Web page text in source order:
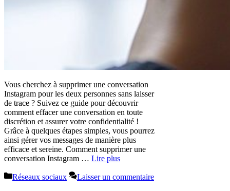
Vous cherchez à supprimer une conversation
Instagram pour les deux personnes sans laisser
de trace ? Suivez ce guide pour découvrir
comment effacer une conversation en toute
discrétion et assurer votre confidentialité !
Grâce à quelques étapes simples, vous pourrez
ainsi gérer vos messages de manière plus
efficace et sereine. Comment supprimer une
conversation Instagram … Lire plus
Catégories
Réseaux sociaux Laisser un commentaire